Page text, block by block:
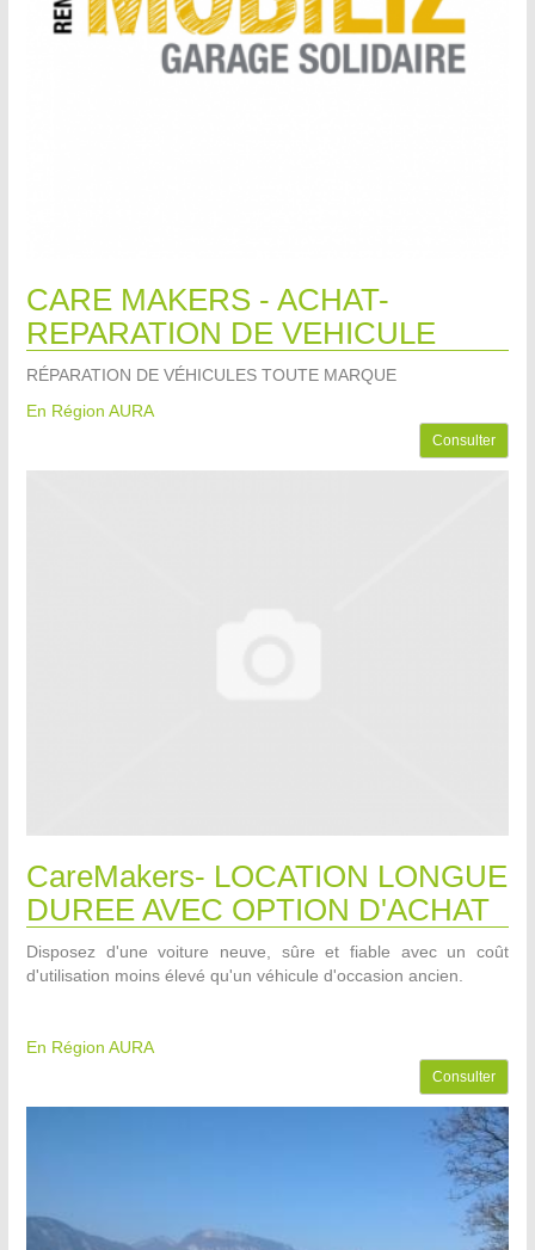
CARE MAKERS - ACHAT-
REPARATION DE VEHICULE
RÉPARATION DE VÉHICULES TOUTE MARQUE
En Région AURA
Consulter
CareMakers- LOCATION LONGUE
DUREE AVEC OPTION D'ACHAT
Disposez d'une voiture neuve, sûre et fiable avec un coût
d'utilisation moins élevé qu'un véhicule d'occasion ancien.
En Région AURA
Consulter